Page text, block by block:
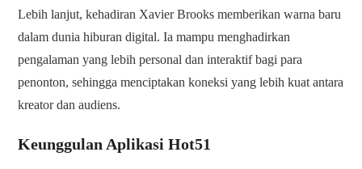
Lebih lanjut, kehadiran Xavier Brooks memberikan warna baru
dalam dunia hiburan digital. Ia mampu menghadirkan
pengalaman yang lebih personal dan interaktif bagi para
penonton, sehingga menciptakan koneksi yang lebih kuat antara
kreator dan audiens.
Keunggulan Aplikasi Hot51